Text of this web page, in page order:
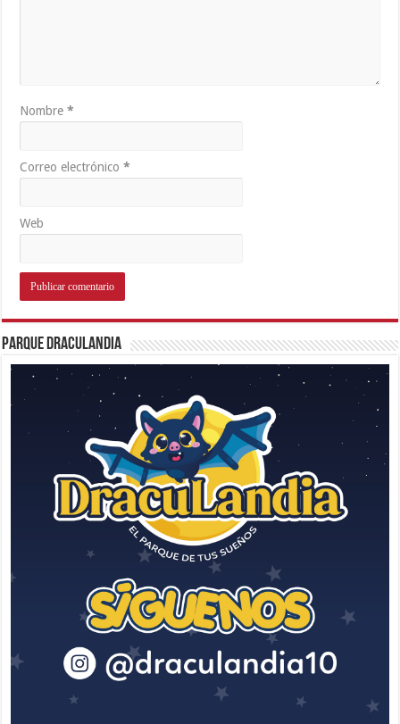
Nombre*
Correo electrónico*
Web
Parque Draculandia